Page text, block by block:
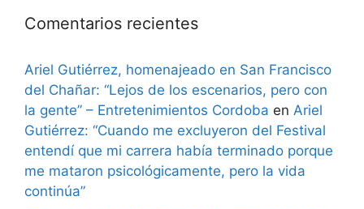
Comentarios recientes
Ariel Gutiérrez, homenajeado en San Francisco
del Chañar: “Lejos de los escenarios, pero con
la gente” – Entretenimientos Cordoba en Ariel
Gutiérrez: “Cuando me excluyeron del Festival
entendí que mi carrera había terminado porque
me mataron psicológicamente, pero la vida
continúa”